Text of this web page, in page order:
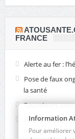
FRANCE
Alerte au fer :
Pose de faux
la santé
Sauveteurs
Produits CMR :
mutagènes,
Information
Pour améliorer